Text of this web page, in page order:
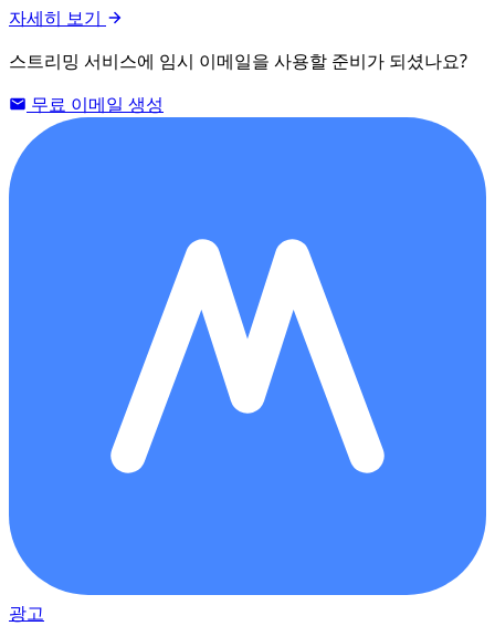
자세히 보기
스트리밍 서비스에 임시 이메일을 사용할 준비가 되셨나요?
무료 이메일 생성
광고